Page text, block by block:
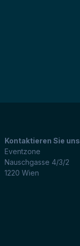
Kontaktieren Sie uns
Eventzone
Nauschgasse 4/3/2
1220 Wien